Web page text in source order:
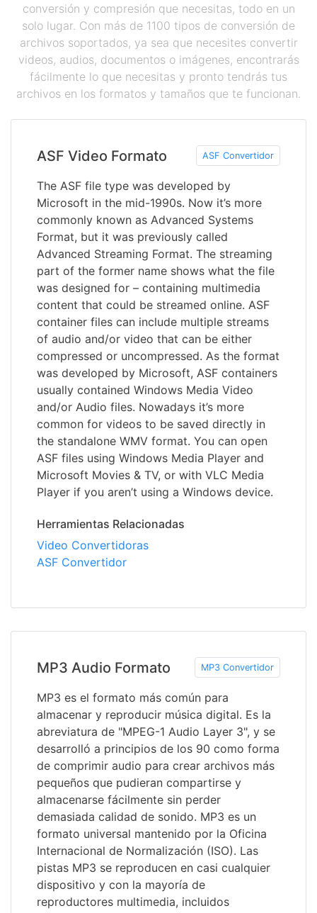
conversión y compresión que necesitas, todo en un
solo lugar. Con más de 1100 tipos de conversión de
archivos soportados, ya sea que necesites convertir
videos, audios, documentos o imágenes, encontrarás
fácilmente lo que necesitas y pronto tendrás tus
archivos en los formatos y tamaños que te funcionan.
ASF Video Formato ASF Convertidor
The ASF file type was developed by
Microsoft in the mid-1990s. Now it’s more
commonly known as Advanced Systems
Format, but it was previously called
Advanced Streaming Format. The streaming
part of the former name shows what the file
was designed for – containing multimedia
content that could be streamed online. ASF
container files can include multiple streams
of audio and/or video that can be either
compressed or uncompressed. As the format
was developed by Microsoft, ASF containers
usually contained Windows Media Video
and/or Audio files. Nowadays it’s more
common for videos to be saved directly in
the standalone WMV format. You can open
ASF files using Windows Media Player and
Microsoft Movies & TV, or with VLC Media
Player if you aren’t using a Windows device.
Herramientas Relacionadas
Video Convertidoras
ASF Convertidor
MP3 Audio Formato MP3 Convertidor
MP3 es el formato más común para
almacenar y reproducir música digital. Es la
abreviatura de "MPEG-1 Audio Layer 3", y se
desarrolló a principios de los 90 como forma
de comprimir audio para crear archivos más
pequeños que pudieran compartirse y
almacenarse fácilmente sin perder
demasiada calidad de sonido. MP3 es un
formato universal mantenido por la Oficina
Internacional de Normalización (ISO). Las
pistas MP3 se reproducen en casi cualquier
dispositivo y con la mayoría de
reproductores multimedia, incluidos